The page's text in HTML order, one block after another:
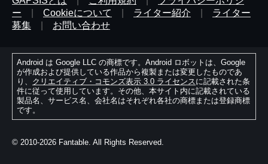
ー
Cookieについて ライター紹介
ライター
募集
お問い合わせ
Android は Google LLC の商標です。Android ロボットは、Google
が作成および提供している作品から複製または変更したものであ
り、 クリエイティブ・コモンズ表示 3.0 ライセンスに記載された条
件に従って使用しています。その他、本サイト内に記載されている
製品名、サービス名、会社名はそれぞれ各社の商標または登録商標
です。
© 2010-2026 Fantable. All Rights Reserved.